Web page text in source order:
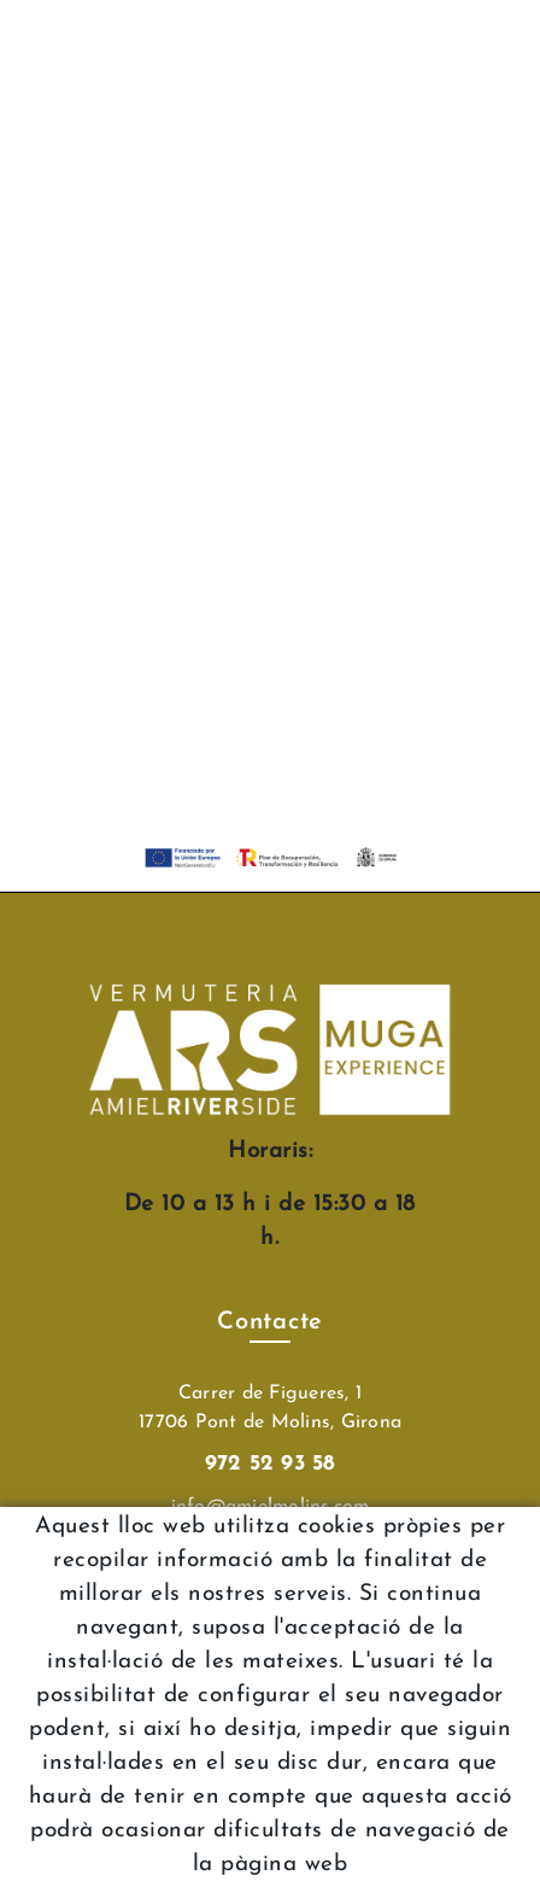
Política de cookies
Avís legal
Condicions
Declaració d'accessbilitat
Horaris:
De 10 a 13 h i de 15:30 a 18
h.
Contacte
Carrer de Figueres, 1
17706 Pont de Molins, Girona
972 52 93 58
info@amielmolins.com
Aquest lloc web utilitza cookies pròpies per
recopilar informació amb la finalitat de
millorar els nostres serveis. Si continua
navegant, suposa l'acceptació de la
instal·lació de les mateixes. L'usuari té la
possibilitat de configurar el seu navegador
podent, si així ho desitja, impedir que siguin
instal·lades en el seu disc dur, encara que
haurà de tenir en compte que aquesta acció
podrà ocasionar dificultats de navegació de
la pàgina web